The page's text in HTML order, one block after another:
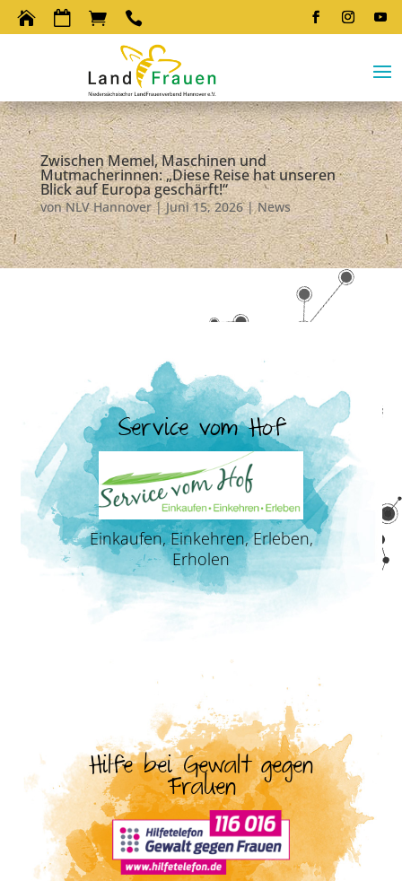
   
Zwischen Memel, Maschinen und
Mutmacherinnen: „Diese Reise hat unseren
Blick auf Europa geschärft!“
vonNLV Hannover|Juni 15, 2026|News
Service vom Hof
Einkaufen, Einkehren, Erleben,
Erholen
Hilfe bei Gewalt gegen
Frauen